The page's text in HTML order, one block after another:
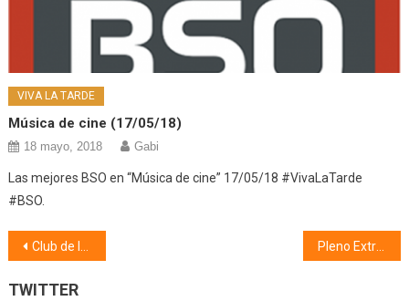
VIVA LA TARDE
Música de cine (17/05/18)
18 mayo, 2018 Gabi
Las mejores BSO en “Música de cine” 17/05/18 #VivaLaTarde
#BSO.
Navegación
de
Club de lectura melibea (03/12/19) Pleno Extraordinario (03/12/19) 1ª Parte
TWITTER